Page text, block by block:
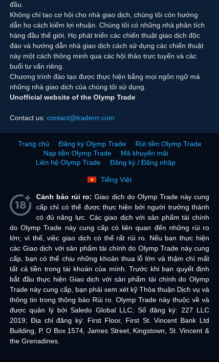
đầu.
Không chỉ tạo cơ hội cho nhà giao dịch, chúng tôi còn hướng
dẫn họ cách kiếm lợi nhuận. Chúng tôi có những nhà phân tích
hàng đầu thế giới. Họ phát triển các chiến thuật giao dịch độc
đáo và hướng dẫn nhà giao dịch cách sử dụng các chiến thuật
này một cách thông minh qua các hội thảo trực tuyến và các
buổi tư vấn riêng.
Chương trình đào tạo được thực hiện bằng mọi ngôn ngữ mà
những nhà giao dịch của chúng tôi sử dụng.
Unofficial website of the Olymp Trade
Contact us: contact@traderrr.com
Trang chủ Đăng ký Olymp Trade
Rút tiền Olymp Trade
Nạp tiền Olymp Trade
Mã khuyến mãi
Liên hệ Olymp Trade
Đăng ký / Đăng nhập
Tiếng Việt
Cảnh báo rủi ro: Giao dịch do Olymp Trade này cung
cấp chỉ có thể được thực hiện bởi người trưởng thành
có đủ năng lực. Các giao dịch với sản phẩm tài chính
do Olymp Trade này cung cấp có liên quan đến những rủi ro
lớn; vì thế, việc giao dịch có thể rất rủi ro. Nếu bạn thực hiện
các Giao dịch với sản phẩm tài chính do Olymp Trade này cung
cấp, bạn có thể chịu những khoản thua lỗ lớn và thậm chí mất
tất cả tiền trong tài khoản của mình. Trước khi bạn quyết định
bắt đầu thực hiện Giao dịch với sản phẩm tài chính do Olymp
Trade này cung cấp, bạn phải xem xét kỹ Thỏa thuận Dịch vụ và
thông tin trong thông báo Rủi ro. Olymp Trade này thuộc về và
được quản lý bởi Saledo Global LLC; Số đăng ký: 227 LLC
2019; Địa chỉ đăng ký: First Floor, First St. Vincent Bank Ltd
Building, P. O Box 1574, James Street, Kingstown, St. Vincent &
the Grenadines.